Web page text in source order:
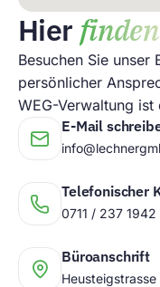
Hier finden
Besuchen Sie unser
persönlicher
WEG-Verwaltung
E-Mail
Telefonischer
0711 / 237 1942
Büroanschrift